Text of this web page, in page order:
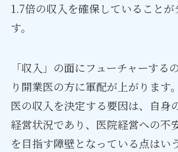
1.7倍の収入を確保していることが
す。
「収入」の面にフューチャーする
り開業医の方に軍配が上がります
医の収入を決定する要因は、自身
経営状況であり、医院経営への不
を目指す障壁となっている点はい